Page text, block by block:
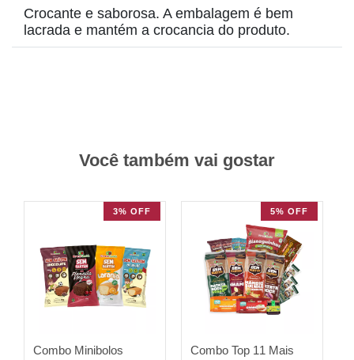
Crocante e saborosa. A embalagem é bem
lacrada e mantém a crocancia do produto.
Você também vai gostar
3% OFF
Combo Minibolos
5% OFF
Combo Top 11 Mais